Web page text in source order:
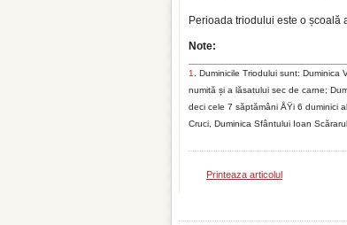
Perioada triodului este o școală
Note:
1. Duminicile Triodului sunt: Duminica
numită și a lăsatului sec de carne;
deci cele 7 săptămâni ÅŸi 6 duminici
Cruci, Duminica Sfântului Ioan
Printeaza articolul